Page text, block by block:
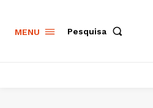
MENU Pesquisa